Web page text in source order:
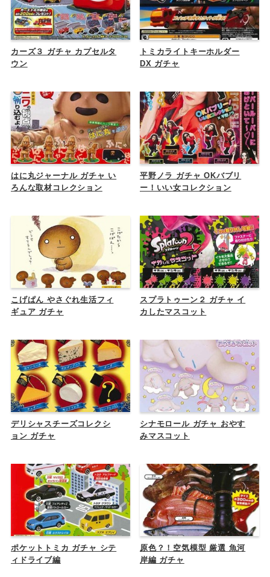
カーズ３ ガチャ カプセルタ
ウン
トミカライトキーホルダー
DX ガチャ
はに丸ジャーナル ガチャ い
ろんな取材コレクション
平野ノラ ガチャ OKバブリ
ー！いい女コレクション
こげぱん やさぐれ生活フィ
ギュア ガチャ
スプラトゥーン２ ガチャ イ
カしたマスコット
デリシャスチーズコレクシ
ョン ガチャ
シナモロール ガチャ おやす
みマスコット
ポケットトミカ ガチャ シテ
ィドライブ編
原色？！空気模型 厳選 魚河
岸編 ガチャ